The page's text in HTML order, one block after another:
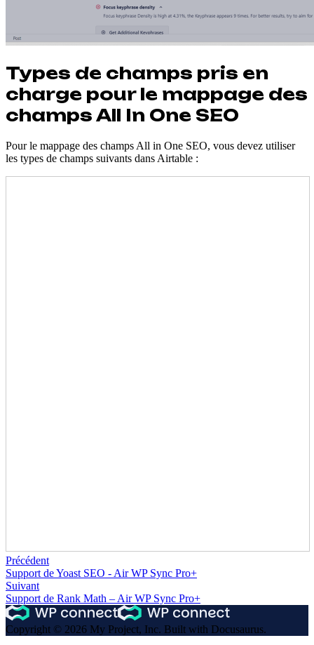
Types de champs pris en
charge pour le mappage des
champs All In One SEO
Pour le mappage des champs All in One SEO, vous devez utiliser
les types de champs suivants dans Airtable :
Précédent
Support de Yoast SEO - Air WP Sync Pro+
Suivant
Support de Rank Math – Air WP Sync Pro+
Copyright © 2026 My Project, Inc. Built with Docusaurus.